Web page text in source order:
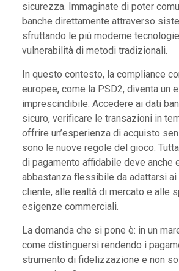
sicurezza. Immaginate di poter
banche direttamente attraverso
sfruttando le più moderne
vulnerabilità di metodi tradizionali.
In questo contesto, la compliance
europee, come la PSD2, diventa un
imprescindibile. Accedere ai dati
sicuro, verificare le transazioni in
offrire un’esperienza di acquisto
sono le nuove regole del gioco.
di pagamento affidabile deve anche
abbastanza flessibile da adattarsi
cliente, alle realtà di mercato e alle
esigenze commerciali.
La domanda che si pone è: in un
come distinguersi rendendo i
strumento di fidelizzazione e non